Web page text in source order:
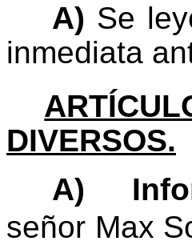
A) Se
inmediata
DIVERSOS.
A)
señor Max